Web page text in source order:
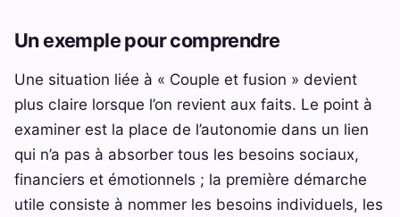
Un exemple pour comprendre
Une situation liée à « Couple et fusion » devient
plus claire lorsque l’on revient aux faits. Le point à
examiner est la place de l’autonomie dans un lien
qui n’a pas à absorber tous les besoins sociaux,
financiers et émotionnels ; la première démarche
utile consiste à nommer les besoins individuels, les